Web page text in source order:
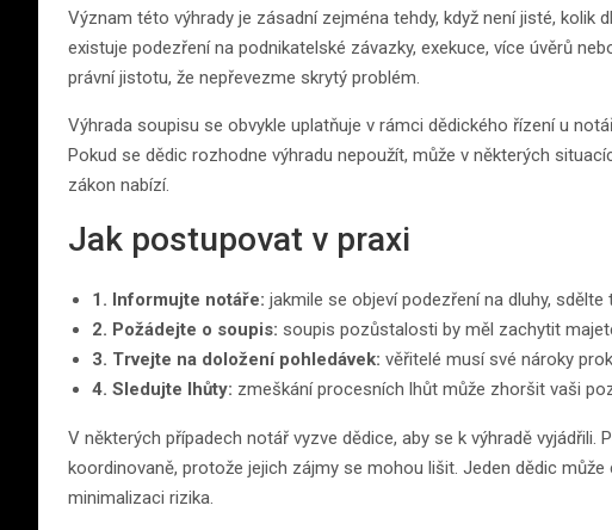
Význam této výhrady je zásadní zejména tehdy, když není jisté, kolik
existuje podezření na podnikatelské závazky, exekuce, více úvěrů
právní jistotu, že nepřevezme skrytý problém.
Výhrada soupisu se obvykle uplatňuje v rámci dědického řízení u
Pokud se dědic rozhodne výhradu nepoužít, může v některých
zákon nabízí.
Jak postupovat v praxi
1. Informujte notáře: jakmile se objeví podezření na dluhy, sdělte
2. Požádejte o soupis: soupis pozůstalosti by měl zachytit
3. Trvejte na doložení pohledávek: věřitelé musí své nároky
4. Sledujte lhůty: zmeškání procesních lhůt může zhoršit vaši
V některých případech notář vyzve dědice, aby se k výhradě vyjádřili.
koordinovaně, protože jejich zájmy se mohou lišit. Jeden dědic
minimalizaci rizika.